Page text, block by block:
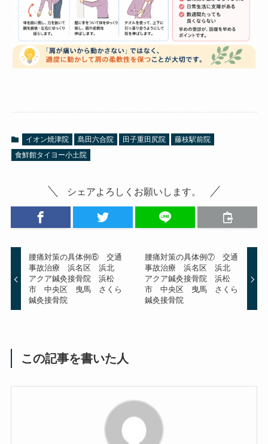
イオン焼津院 島田六合院 田子重田尻院
藤枝駅前院
食鮮館タイヨー小土院
シェアよろしくお願いします。
腰痛対策の具体例⑥ 交通
事故治療 浜名区 浜北
アクア鍼灸接骨院 浜松
市 中央区 曳馬 さくら
鍼灸接骨院
腰痛対策の具体例⑦ 交通
事故治療 浜名区 浜北
アクア鍼灸接骨院 浜松
市 中央区 曳馬 さくら
鍼灸接骨院
この記事を書いた人